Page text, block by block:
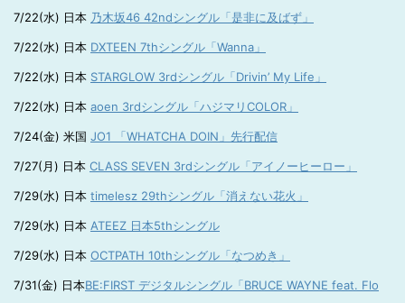
7/22(水) 日本 乃木坂46 42ndシングル「是非に及ばず」
7/22(水) 日本 DXTEEN 7thシングル「Wanna」
7/22(水) 日本 STARGLOW 3rdシングル「Drivin’ My Life」
7/22(水) 日本 aoen 3rdシングル「ハジマリCOLOR」
7/24(金) 米国 JO1 「WHATCHA DOIN」先行配信
7/27(月) 日本 CLASS SEVEN 3rdシングル「アイノーヒーロー」
7/29(水) 日本 timelesz 29thシングル「消えない花火」
7/29(水) 日本 ATEEZ 日本5thシングル
7/29(水) 日本 OCTPATH 10thシングル「なつめき」
7/31(金) 日本BE:FIRST デジタルシングル「BRUCE WAYNE feat. Flo